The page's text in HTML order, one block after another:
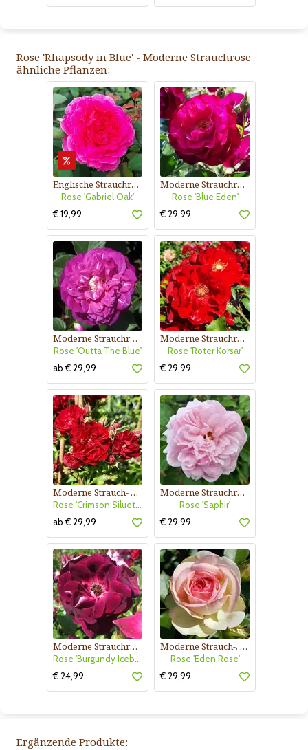
Rose 'Rhapsody in Blue' - Moderne Strauchrose
ähnliche Pflanzen:
Englische Strauchrose
Rose 'Gabriel Oak'
€ 19,99
Moderne Strauchrose
Rose 'Blue Eden'
€ 29,99
Moderne Strauchrose
Rose 'Outta The Blue'
ab € 29,99
Moderne Strauchrose
Rose 'Roter Korsar'
€ 29,99
Moderne Strauch- und Kletterrose
Rose 'Crimson Siluetta'
ab € 29,99
Moderne Strauchrose
Rose 'Saphir'
€ 29,99
Moderne Strauchrose
Rose 'Burgundy Iceberg'
€ 24,99
Moderne Strauch-, Kletterrose
Rose 'Eden Rose'
€ 29,99
Ergänzende Produkte: